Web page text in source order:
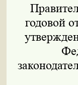
годовой